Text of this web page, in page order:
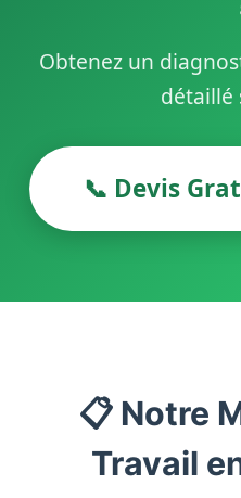
Obtenez un
détaillé
📞 Devis
📋 Notre
Travail